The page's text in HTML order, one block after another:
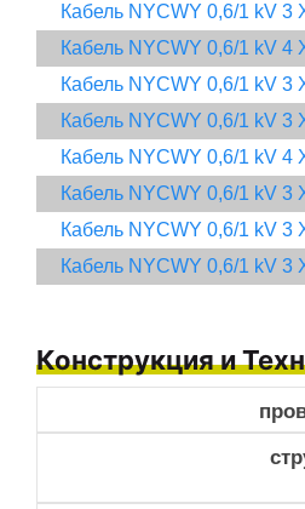
Кабель NYCWY 0,6/1 kV 3
Кабель NYCWY 0,6/1 kV 4
Кабель NYCWY 0,6/1 kV 3
Кабель NYCWY 0,6/1 kV 3
Кабель NYCWY 0,6/1 kV 4
Кабель NYCWY 0,6/1 kV 3
Кабель NYCWY 0,6/1 kV 3
Кабель NYCWY 0,6/1 kV 3
Конструкция и